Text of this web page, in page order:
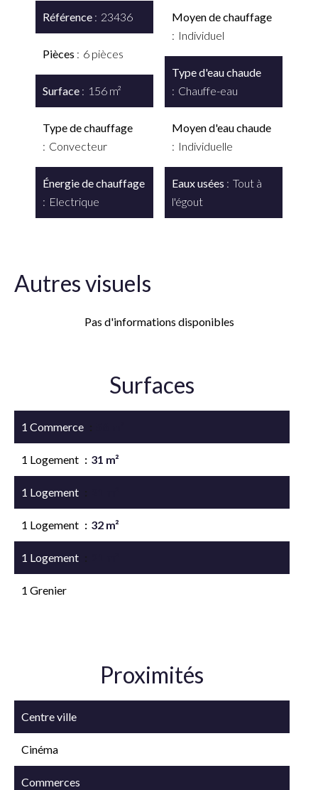
Référence 23436
Pièces 6 pièces
Surface 156 m²
Type de chauffage
Convecteur
Énergie de chauffage
Electrique
Moyen de chauffage
Individuel
Type d'eau chaude
Chauffe-eau
Moyen d'eau chaude
Individuelle
Eaux usées
Tout à
l'égout
Autres visuels
Pas d'informations disponibles
Surfaces
1 Commerce
1 Logement 31 m²
1 Logement
1 Logement 32 m²
1 Logement
1 Grenier
Proximités
Centre ville
Cinéma
Commerces